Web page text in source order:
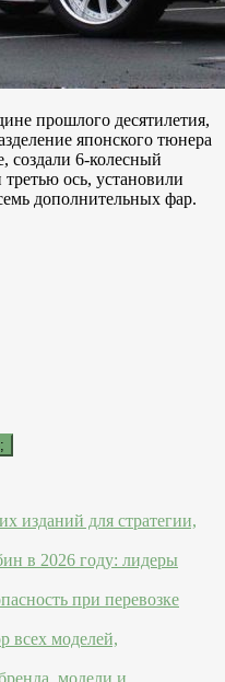
прошлого десятилетия,
японского тюнера
6-колесный
ось, установили
дополнительных фар.
изданий для стратегии,
в 2026 году: лидеры
при перевозке
всех моделей,
модели и